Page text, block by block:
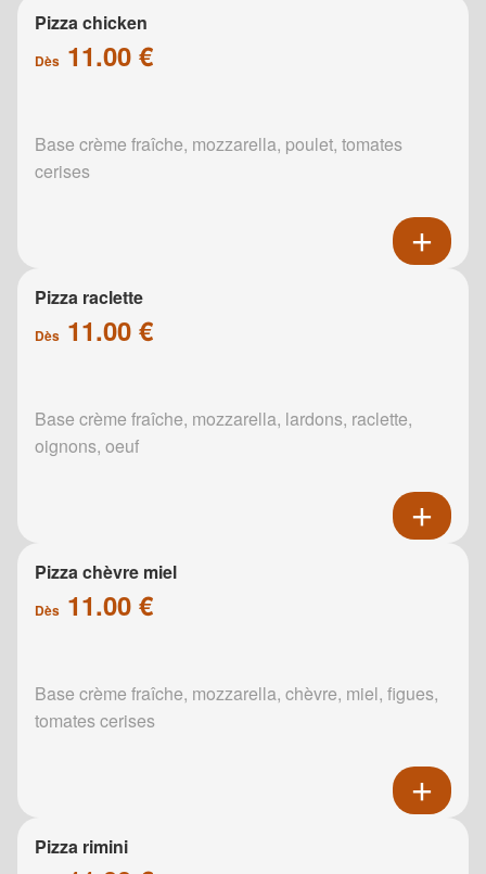
Pizza chicken
Dès 11.00 €
Base crème fraîche, mozzarella, poulet, tomates
cerises
Pizza raclette
Dès 11.00 €
Base crème fraîche, mozzarella, lardons, raclette,
oignons, oeuf
Pizza chèvre miel
Dès 11.00 €
Base crème fraîche, mozzarella, chèvre, miel, figues,
tomates cerises
Pizza rimini